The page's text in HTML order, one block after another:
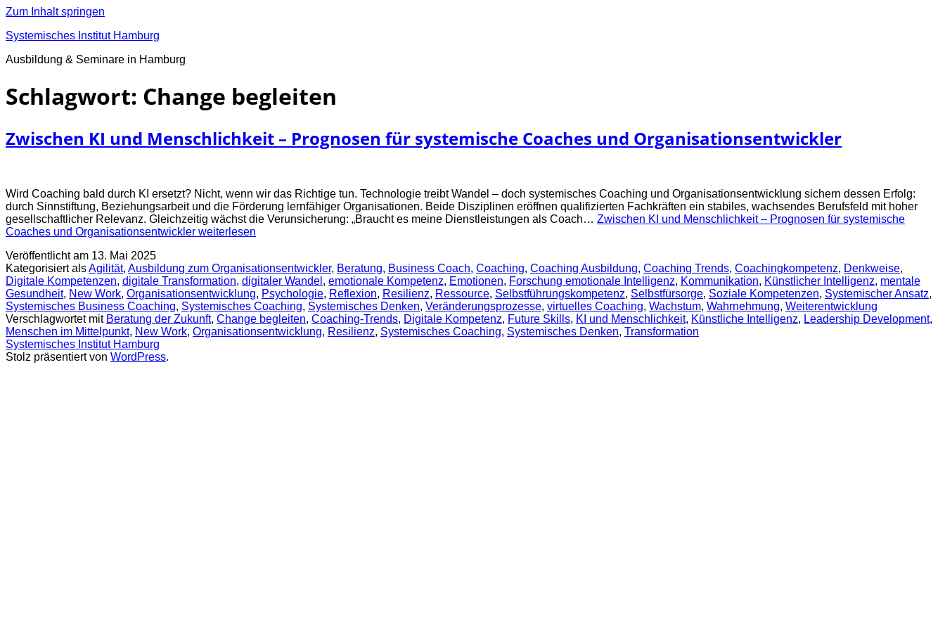
Zum Inhalt springen
Systemisches Institut Hamburg
Ausbildung & Seminare in Hamburg
Schlagwort: Change begleiten
Zwischen KI und Menschlichkeit – Prognosen für systemische Coaches und Organisationsentwickler
Wird Coaching bald durch KI ersetzt? Nicht, wenn wir das Richtige tun. Technologie treibt Wandel – doch systemisches Coaching und Organisationsentwicklung sichern dessen Erfolg:
durch Sinnstiftung, Beziehungsarbeit und die Förderung lernfähiger Organisationen. Beide Disziplinen eröffnen qualifizierten Fachkräften ein stabiles, wachsendes Berufsfeld mit hoher
gesellschaftlicher Relevanz. Gleichzeitig wächst die Verunsicherung: „Braucht es meine Dienstleistungen als Coach… Zwischen KI und Menschlichkeit – Prognosen für systemische
Coaches und Organisationsentwickler weiterlesen
Veröffentlicht am 13. Mai 2025
Kategorisiert alsAgilität, Ausbildung zum Organisationsentwickler, Beratung, Business Coach, Coaching, Coaching Ausbildung, Coaching Trends, Coachingkompetenz, Denkweise,
Digitale Kompetenzen, digitale Transformation, digitaler Wandel , emotionale Kompetenz, Emotionen, Forschung emotionale Intelligenz, Kommunikation, Künstlicher Intelligenz, mentale
Gesundheit, New Work, Organisationsentwicklung, Psychologie, Reflexion, Resilienz, Ressource, Selbstführungskompetenz, Selbstfürsorge, Soziale Kompetenzen, Systemischer Ansatz,
Systemisches Business Coaching, Systemisches Coaching, Systemisches Denken, Veränderungsprozesse, virtuelles Coaching, Wachstum, Wahrnehmung, Weiterentwicklung
Verschlagwortet mit Beratung der Zukunft, Change begleiten, Coaching-Trends, Digitale Kompetenz, Future Skills, KI und Menschlichkeit, Künstliche Intelligenz, Leadership Development,
Menschen im Mittelpunkt, New Work, Organisationsentwicklung, Resilienz, Systemisches Coaching, Systemisches Denken, Transformation
Systemisches Institut Hamburg
Stolz präsentiert von WordPress.